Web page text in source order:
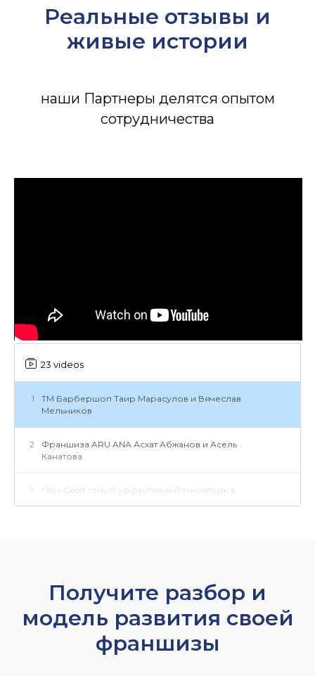
Реальные отзывы и
живые истории
наши Партнеры делятся опытом
сотрудничества
23 videos
1
ТМ Барбершоп Таир Марасулов и Вячеслав
Мельников
2
Франшиза ARU ANA Асхат Абжанов и Асель
Канатова
3
Hella Good самый эффективный таксопарк в
Capital Home ИПОТЕКА | КРЕДИТЫ |
СОПРОВОЖДЕНИЕ
ICU kz отзыв от президента Галии Багдат
Получите разбор и
модель развития своей
франшизы